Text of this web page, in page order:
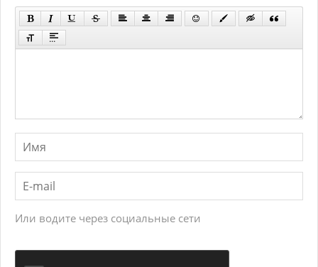
Или водите через социальные сети